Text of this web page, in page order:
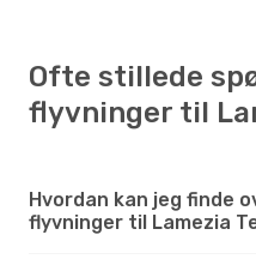
Ofte stillede
flyvninger til
Hvordan kan jeg finde
flyvninger til Lamezia